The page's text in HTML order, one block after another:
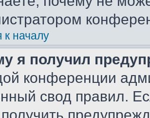
к началу
я получил
конференции
свод правил.